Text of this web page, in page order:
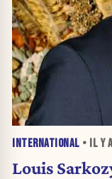
INTERNATIONAL • IL Y
Louis